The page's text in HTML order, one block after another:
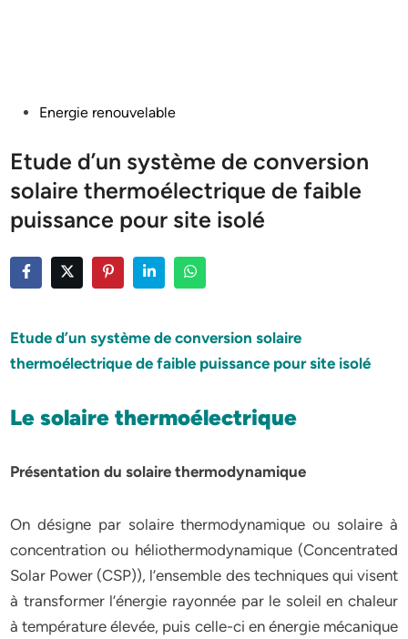
PostedEnergie renouvelable
Etude d’un système de conversion
solaire thermoélectrique de faible
puissance pour site isolé
Etude d’un système de conversionsolaire
thermoélectrique de faible puissance pour site isolé
Le solairethermoélectrique
Présentation du solaire thermodynamique
On désigne par solaire thermodynamique ou solaire à
concentration ou héliothermodynamique (Concentrated
Solar Power (CSP)), l’ensemble des techniques qui visent
à transformer l’énergie rayonnée par le soleil en chaleur
à température élevée, puis celle-ci en énergie mécanique